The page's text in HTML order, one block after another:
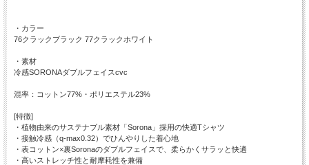
・カラー
76クラックブラック 77クラックホワイト
・素材
冷感SORONAダブルフェイスcvc
混率：コットン77%・ポリエステル23%
[特徴]
・植物由来のサステナブル素材「Sorona」採用の快適Tシャツ
・接触冷感（q-max0.32）でひんやりした着心地
・表コットン×裏Soronaのダブルフェイスで、柔らかくサラッと快適
・高いストレッチ性と耐摩耗性を兼備